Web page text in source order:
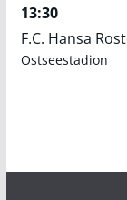
13:30
F.C. Hansa
Ostseestadion